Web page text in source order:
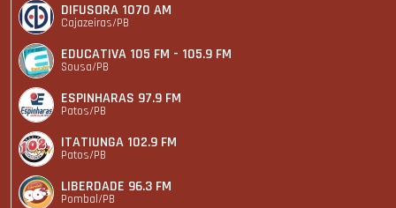
DIFUSORA 1070 AM
Cajazeiras/PB
EDUCATIVA 105 FM - 105.9 FM
Sousa/PB
ESPINHARAS 97.9 FM
Patos/PB
ITATIUNGA 102.9 FM
Patos/PB
LIBERDADE 96.3 FM
Pombal/PB